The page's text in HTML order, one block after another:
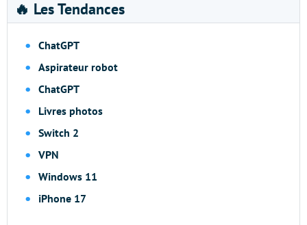
🔥 Les Tendances
ChatGPT
Aspirateur robot
ChatGPT
Livres photos
Switch 2
VPN
Windows 11
iPhone 17